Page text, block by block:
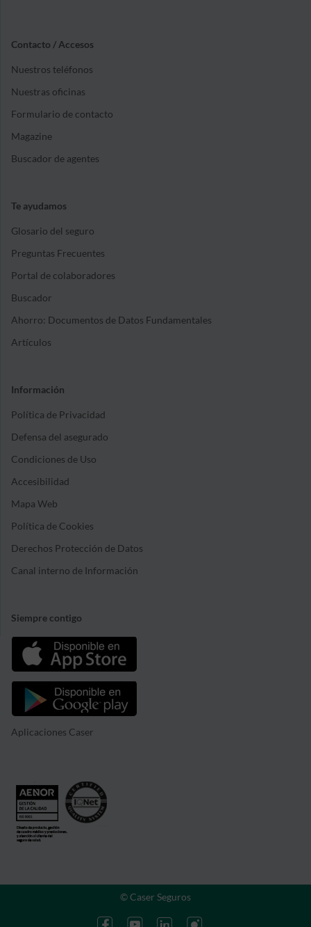
Contacto / Accesos
Nuestros teléfonos
Nuestras oficinas
Formulario de contacto
Magazine
Buscador de agentes
Te ayudamos
Glosario del seguro
Preguntas Frecuentes
Portal de colaboradores
Buscador
Ahorro: Documentos de Datos Fundamentales
Artículos
Información
Política de Privacidad
Defensa del asegurado
Condiciones de Uso
Accesibilidad
Mapa Web
Política de Cookies
Derechos Protección de Datos
Canal interno de Información
Siempre contigo
Aplicaciones Caser
© Caser Seguros